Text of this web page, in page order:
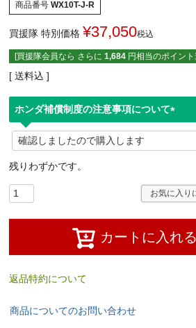
商品番号 WX10T-J-R
買援隊 特別価格 ¥37,050税込
[買援隊会員なら さらに 1,684 円相当のポイン
送料込
ホンダ補償制度の注意事項について
残りわずかです。
お気に入り
カートに入れる
返品特約について
商品についてのお問い合わせ